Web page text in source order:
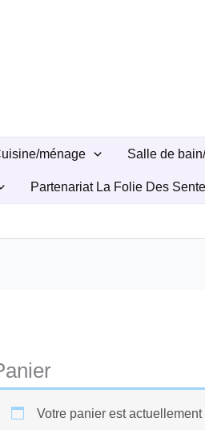
ménage Salle de
Partenariat La Folie Des
Votre panier est actuellement